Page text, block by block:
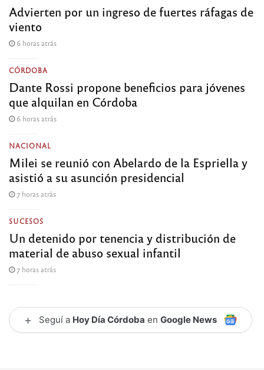
Advierten por un ingreso de fuertes ráfagas de
viento
6 horas atrás
CÓRDOBA
Dante Rossi propone beneficios para jóvenes
que alquilan en Córdoba
6 horas atrás
NACIONAL
Milei se reunió con Abelardo de la Espriella y
asistió a su asunción presidencial
7 horas atrás
SUCESOS
Un detenido por tenencia y distribución de
material de abuso sexual infantil
7 horas atrás
+ Seguí a Hoy Día Córdoba en Google News